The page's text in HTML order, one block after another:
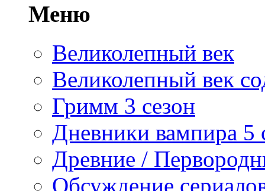
Меню
Великолепный век
Великолепный век
Гримм 3 сезон
Дневники вампира 5
Древние /
Обсуждение